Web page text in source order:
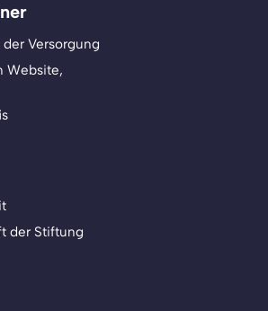
Versorgung
Website,
der Stiftung